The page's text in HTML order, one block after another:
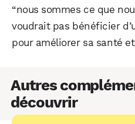
“nous sommes ce que
voudrait pas bénéficier
pour améliorer sa santé
Autres
découvrir